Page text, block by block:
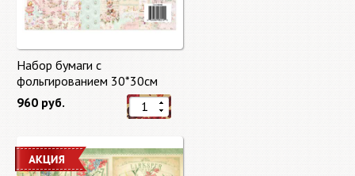
Набор бумаги с
фольгированием 30*30см
Сладкая весна "Sweet Spring"
8 листов Prima Marketing
960 руб.